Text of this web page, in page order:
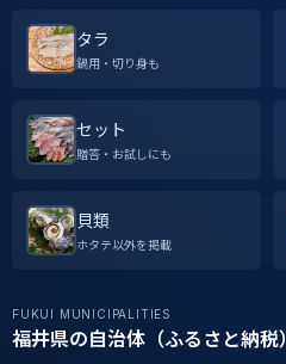
タラ
鍋用・切り身も
セット
贈答・お試しにも
貝類
ホタテ以外を掲載
FUKUI MUNICIPALITIES
福井県の自治体（ふるさと納税）